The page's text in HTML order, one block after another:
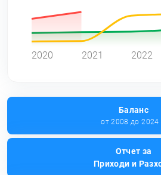
2020 2021 2022
Баланс
от 2008 до 2024
Отчет за
Приходи и